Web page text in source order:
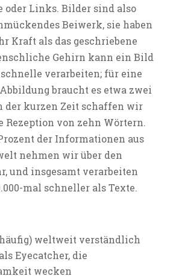
oder Links. Bilder sind also
Beiwerk, sie haben
Kraft als das geschriebene
Gehirn kann ein Bild
verarbeiten; für eine
braucht es etwa zwei
der kurzen Zeit schaffen wir
Rezeption von zehn Wörtern.
der Informationen aus
nehmen wir über den
und insgesamt verarbeiten
mal schneller als Texte.
weltweit verständlich
Eyecatcher, die
wecken